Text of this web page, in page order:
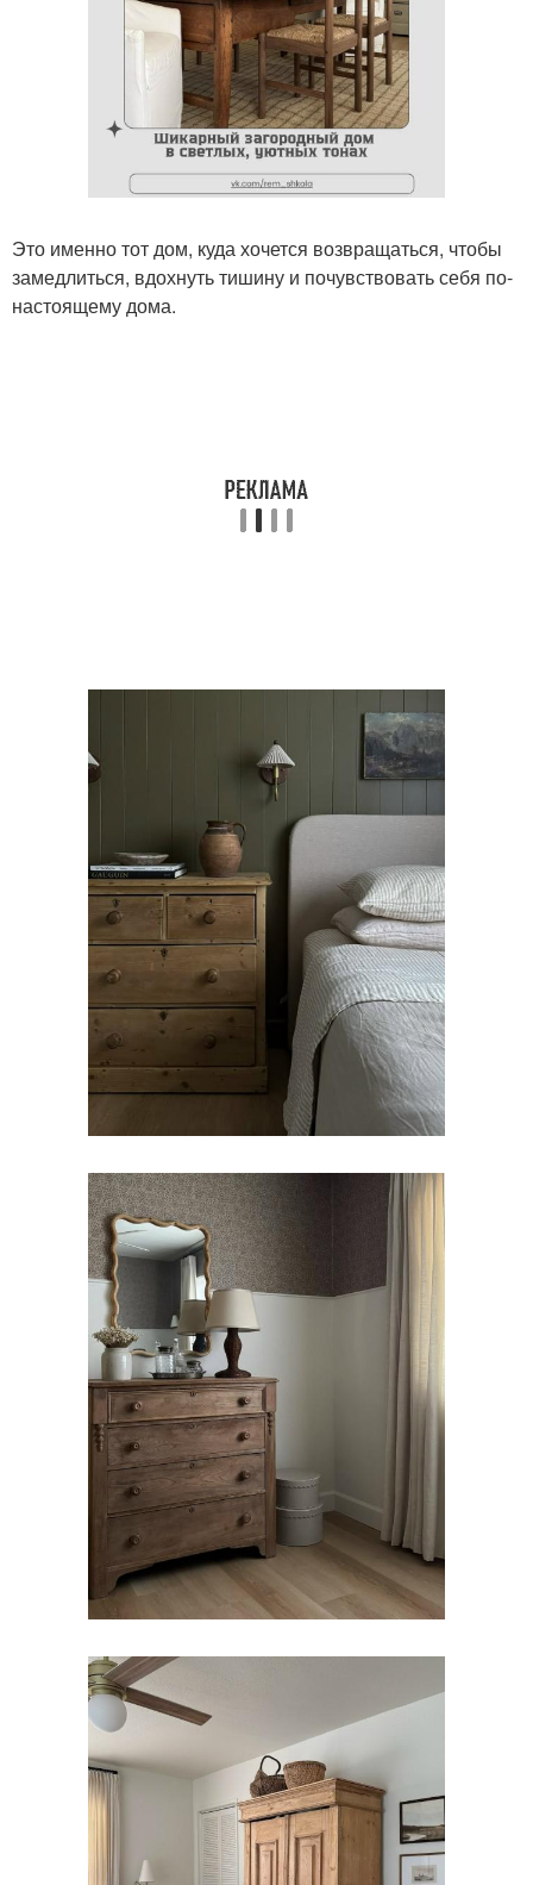
Это именно тот дом, куда хочется возвращаться, чтобы
замедлиться, вдохнуть тишину и почувствовать себя по-
настоящему дома.